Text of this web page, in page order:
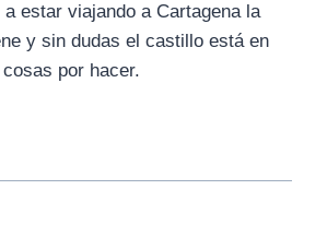
estar viajando a Cartagena la
y sin dudas el castillo está en
por hacer.